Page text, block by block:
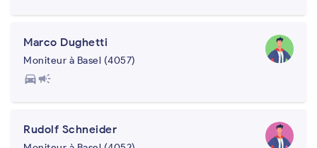
Marco Dughetti
Moniteur à Basel (4057)
directions_carcampaign
Rudolf Schneider